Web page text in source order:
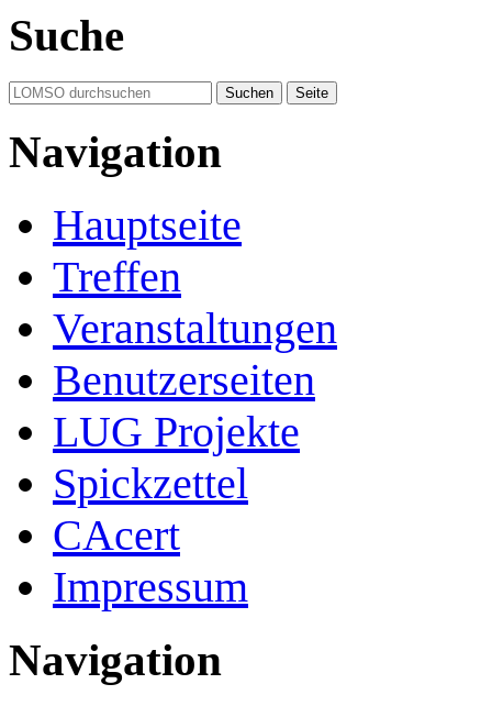
Suche
Navigation
Hauptseite
Treffen
Veranstaltungen
Benutzerseiten
LUG Projekte
Spickzettel
CAcert
Impressum
Navigation